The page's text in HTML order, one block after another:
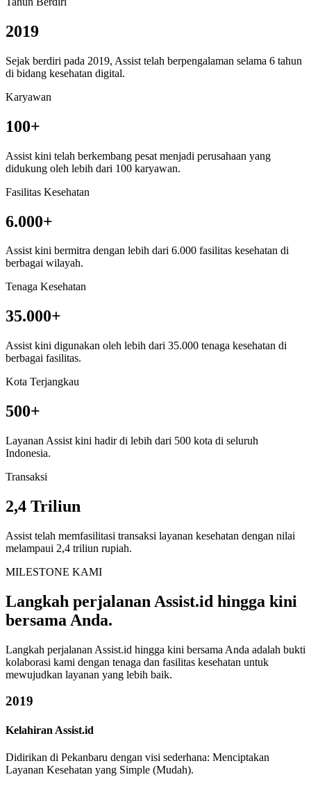
2019
Sejak berdiri pada 2019, Assist telah berpengalaman selama 6 tahun
di bidang kesehatan digital.
Karyawan
100+
Assist kini telah berkembang pesat menjadi perusahaan yang
didukung oleh lebih dari 100 karyawan.
Fasilitas Kesehatan
6.000+
Assist kini bermitra dengan lebih dari 6.000 fasilitas kesehatan di
berbagai wilayah.
Tenaga Kesehatan
35.000+
Assist kini digunakan oleh lebih dari 35.000 tenaga kesehatan di
berbagai fasilitas.
Kota Terjangkau
500+
Layanan Assist kini hadir di lebih dari 500 kota di seluruh
Indonesia.
Transaksi
2,4 Triliun
Assist telah memfasilitasi transaksi layanan kesehatan dengan nilai
melampaui 2,4 triliun rupiah.
MILESTONE KAMI
Langkah perjalanan Assist.id hingga kini
bersama Anda.
Langkah perjalanan Assist.id hingga kini bersama Anda adalah bukti
kolaborasi kami dengan tenaga dan fasilitas kesehatan untuk
mewujudkan layanan yang lebih baik.
2019
Kelahiran Assist.id
Didirikan di Pekanbaru dengan visi sederhana: Menciptakan
Layanan Kesehatan yang Simple (Mudah).